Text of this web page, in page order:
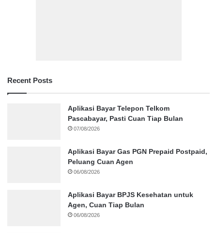
Recent Posts
Aplikasi Bayar Telepon Telkom
Pascabayar, Pasti Cuan Tiap Bulan
07/08/2026
Aplikasi Bayar Gas PGN Prepaid Postpaid,
Peluang Cuan Agen
06/08/2026
Aplikasi Bayar BPJS Kesehatan untuk
Agen, Cuan Tiap Bulan
06/08/2026